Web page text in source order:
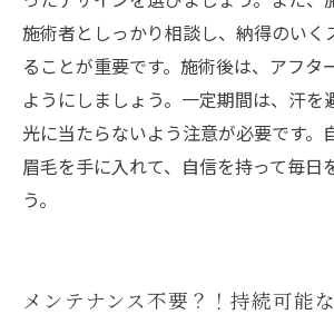
施術者としっかり相談し、納得のいく
ることが重要です。施術後は、アフタ
ようにしましょう。一定期間は、汗を
光に当たらないよう注意が必要です。
眉毛を手に入れて、自信を持って毎日
う。
メンテナンス不要？！持続可能